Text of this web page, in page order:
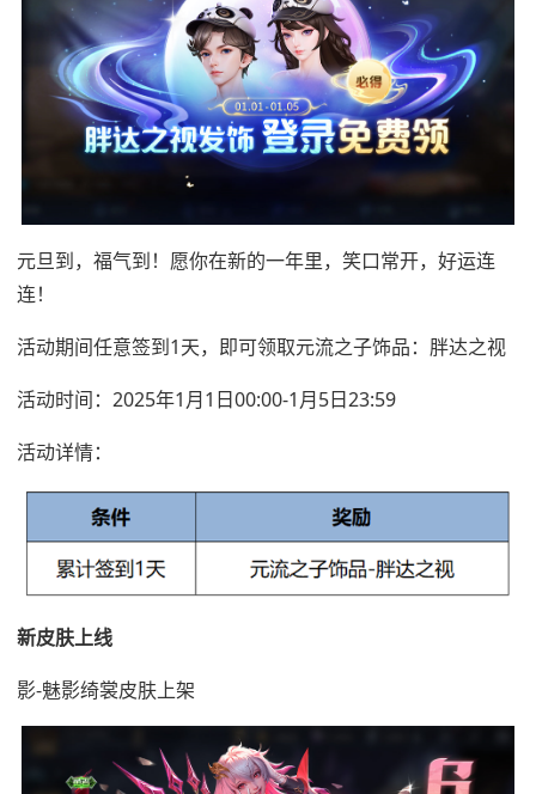
元旦到，福气到！愿你在新的一年里，笑口常开，好运连
连！
活动期间任意签到1天，即可领取元流之子饰品：胖达之视
活动时间：2025年1月1日00:00-1月5日23:59
活动详情：
新皮肤上线
影-魅影绮裳皮肤上架